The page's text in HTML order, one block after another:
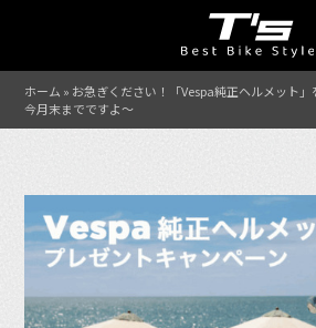
ホーム » お急ぎください！「Vespa純正ヘルメット
今月末までですよ〜